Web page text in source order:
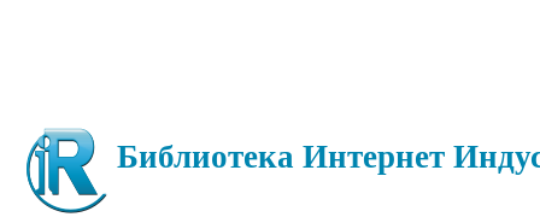
Библиотека Интернет